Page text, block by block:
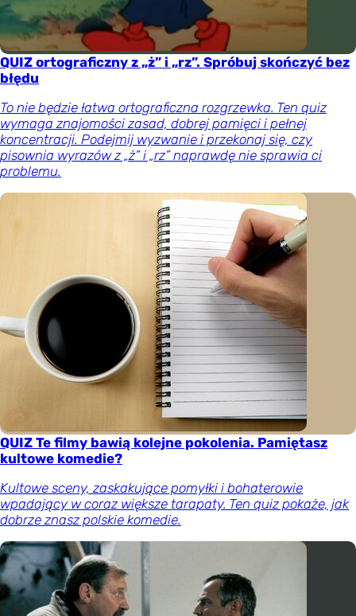
QUIZ ortograficzny z „ż” i „rz”. Spróbuj skończyć bez
błędu
To nie będzie łatwa ortograficzna rozgrzewka. Ten quiz
wymaga znajomości zasad, dobrej pamięci i pełnej
koncentracji. Podejmij wyzwanie i przekonaj się, czy
pisownia wyrazów z „ż” i „rz” naprawdę nie sprawia ci
problemu.
QUIZ Te filmy bawią kolejne pokolenia. Pamiętasz
kultowe komedie?
Kultowe sceny, zaskakujące pomyłki i bohaterowie
wpadający w coraz większe tarapaty. Ten quiz pokaże, jak
dobrze znasz polskie komedie.